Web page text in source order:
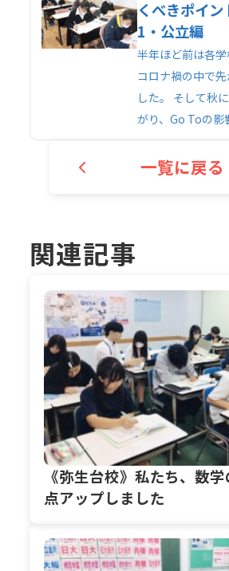
くべきポイン
1・公立編
半年ほど前は各学
コロナ禍の中で
した。 そして秋
がり、Go Toの
一覧に戻る
関連記事
《弥生台校》私たち、数
点アップしました